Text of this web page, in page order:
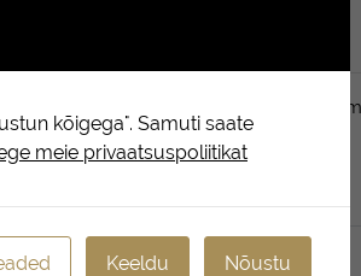
eest, vähendab juuste
kõigega". Samuti saate
meie privaatsuspoliitikat
Keeldu Nõustu